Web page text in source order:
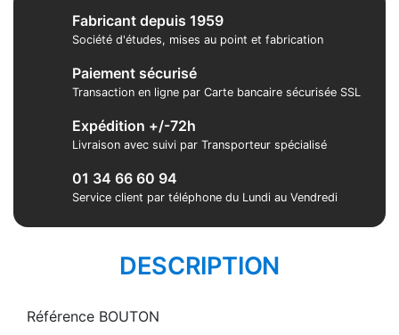
Fabricant depuis 1959
Société d'études, mises au point et fabrication
Paiement sécurisé
Transaction en ligne par Carte bancaire sécurisée SSL
Expédition +/-72h
Livraison avec suivi par Transporteur spécialisé
01 34 66 60 94
Service client par téléphone du Lundi au Vendredi
DESCRIPTION
Référence BOUTON